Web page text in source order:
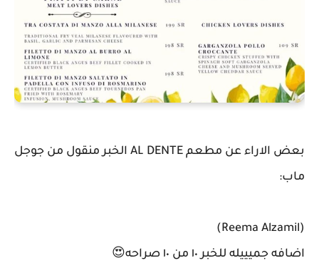
بعض الاراء عن مطعم AL DENTE الخبر منقول من جوجل
ماب:
(Reema Alzamil)
اضافه جميييله للخبر ١٠ من ١٠ صراحه😍